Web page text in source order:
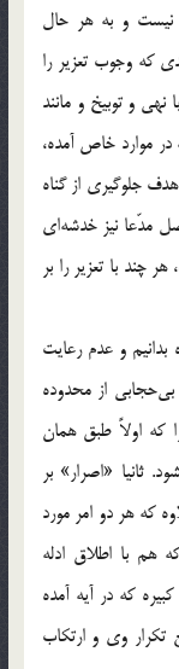
نيست و به هر حال
که وجوب تعزير را
و توبيخ و مانند
موارد خاص آمده،
جلوگيری از گناه
مدّعا نيز خدشه‌ای
چند با تعزير را بر
و عدم رعايت
از محدوده
که اولاً طبق همان
ثانيا «اصرار» بر
که هر دو امر مورد
هم با اطلاق ادله
که در آيه آمده
تکرار وی و ارتکاب